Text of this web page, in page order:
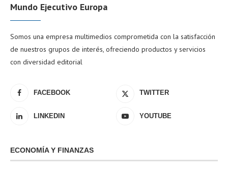
Mundo Ejecutivo Europa
Somos una empresa multimedios comprometida con la satisfacción
de nuestros grupos de interés, ofreciendo productos y servicios
con diversidad editorial
FACEBOOK TWITTER
LINKEDIN YOUTUBE
ECONOMÍA Y FINANZAS